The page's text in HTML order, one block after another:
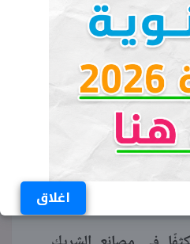
اغلاق
تتم بالتعاون مع
MCV
2025
للتكنولوجيا التطبيقية